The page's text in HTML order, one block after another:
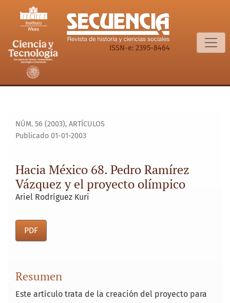
Hacia México 68. Pedro Ramírez Vázquez y el proyecto
ISSN-e: 2395-8464
NÚM. 56 (2003), ARTÍCULOS
Hacia México 68. Pedro Ramírez
Vázquez y el proyecto olímpico
Publicado 01-01-2003
Ariel Rodríguez Kuri
PDF
Resumen
Este artículo trata de la creación del proyecto para